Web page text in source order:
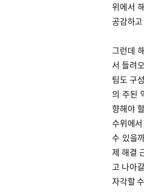
위에서
공감하
그런데
서 들려
팀도 구
의 주된
향해야
수위에
수 있을
제 해결
고 나아
자각할